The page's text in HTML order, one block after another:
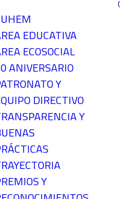
EDUCATIVA
ECOSOCIAL
ANIVERSARIO
Y
DIRECTIVO
Y
Y